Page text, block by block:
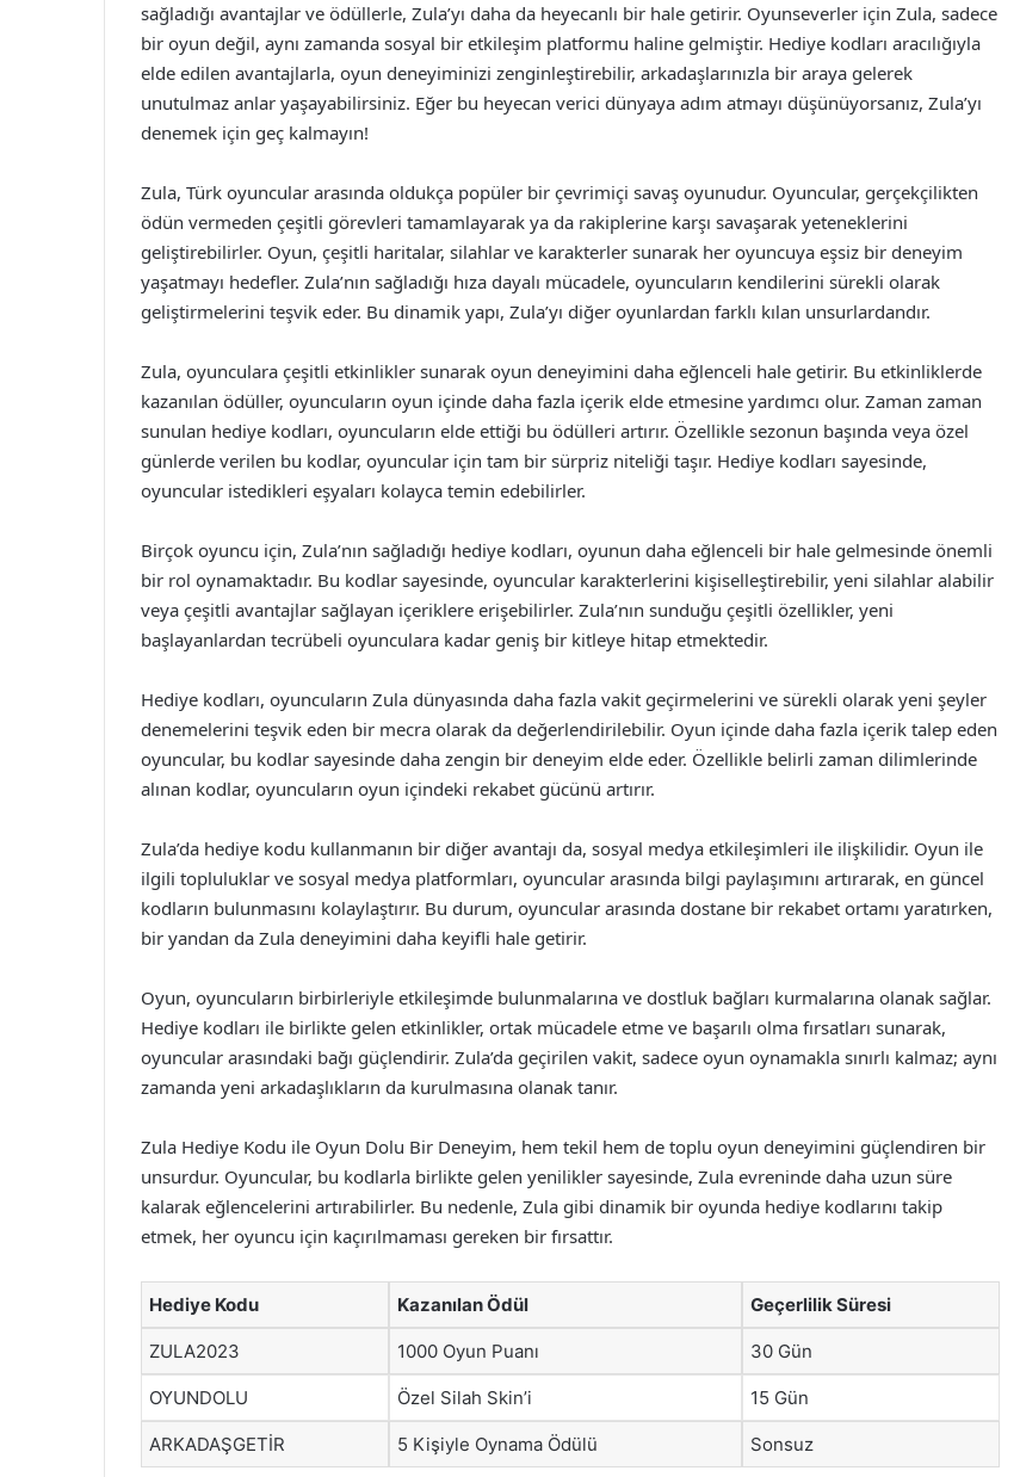
sağladığı avantajlar ve ödüllerle, Zula’yı daha da heyecanlı bir hale getirir. Oyunseverler için Zula, sadece
bir oyun değil, aynı zamanda sosyal bir etkileşim platformu haline gelmiştir. Hediye kodları aracılığıyla
elde edilen avantajlarla, oyun deneyiminizi zenginleştirebilir, arkadaşlarınızla bir araya gelerek
unutulmaz anlar yaşayabilirsiniz. Eğer bu heyecan verici dünyaya adım atmayı düşünüyorsanız, Zula’yı
denemek için geç kalmayın!
Zula, Türk oyuncular arasında oldukça popüler bir çevrimiçi savaş oyunudur. Oyuncular, gerçekçilikten
ödün vermeden çeşitli görevleri tamamlayarak ya da rakiplerine karşı savaşarak yeteneklerini
geliştirebilirler. Oyun, çeşitli haritalar, silahlar ve karakterler sunarak her oyuncuya eşsiz bir deneyim
yaşatmayı hedefler. Zula’nın sağladığı hıza dayalı mücadele, oyuncuların kendilerini sürekli olarak
geliştirmelerini teşvik eder. Bu dinamik yapı, Zula’yı diğer oyunlardan farklı kılan unsurlardandır.
Zula, oyunculara çeşitli etkinlikler sunarak oyun deneyimini daha eğlenceli hale getirir. Bu etkinliklerde
kazanılan ödüller, oyuncuların oyun içinde daha fazla içerik elde etmesine yardımcı olur. Zaman zaman
sunulan hediye kodları, oyuncuların elde ettiği bu ödülleri artırır. Özellikle sezonun başında veya özel
günlerde verilen bu kodlar, oyuncular için tam bir sürpriz niteliği taşır. Hediye kodları sayesinde,
oyuncular istedikleri eşyaları kolayca temin edebilirler.
Birçok oyuncu için, Zula’nın sağladığı hediye kodları, oyunun daha eğlenceli bir hale gelmesinde önemli
bir rol oynamaktadır. Bu kodlar sayesinde, oyuncular karakterlerini kişiselleştirebilir, yeni silahlar alabilir
veya çeşitli avantajlar sağlayan içeriklere erişebilirler. Zula’nın sunduğu çeşitli özellikler, yeni
başlayanlardan tecrübeli oyunculara kadar geniş bir kitleye hitap etmektedir.
Hediye kodları, oyuncuların Zula dünyasında daha fazla vakit geçirmelerini ve sürekli olarak yeni şeyler
denemelerini teşvik eden bir mecra olarak da değerlendirilebilir. Oyun içinde daha fazla içerik talep eden
oyuncular, bu kodlar sayesinde daha zengin bir deneyim elde eder. Özellikle belirli zaman dilimlerinde
alınan kodlar, oyuncuların oyun içindeki rekabet gücünü artırır.
Zula’da hediye kodu kullanmanın bir diğer avantajı da, sosyal medya etkileşimleri ile ilişkilidir. Oyun ile
ilgili topluluklar ve sosyal medya platformları, oyuncular arasında bilgi paylaşımını artırarak, en güncel
kodların bulunmasını kolaylaştırır. Bu durum, oyuncular arasında dostane bir rekabet ortamı yaratırken,
bir yandan da Zula deneyimini daha keyifli hale getirir.
Oyun, oyuncuların birbirleriyle etkileşimde bulunmalarına ve dostluk bağları kurmalarına olanak sağlar.
Hediye kodları ile birlikte gelen etkinlikler, ortak mücadele etme ve başarılı olma fırsatları sunarak,
oyuncular arasındaki bağı güçlendirir. Zula’da geçirilen vakit, sadece oyun oynamakla sınırlı kalmaz; aynı
zamanda yeni arkadaşlıkların da kurulmasına olanak tanır.
Zula Hediye Kodu ile Oyun Dolu Bir Deneyim, hem tekil hem de toplu oyun deneyimini güçlendiren bir
unsurdur. Oyuncular, bu kodlarla birlikte gelen yenilikler sayesinde, Zula evreninde daha uzun süre
kalarak eğlencelerini artırabilirler. Bu nedenle, Zula gibi dinamik bir oyunda hediye kodlarını takip
etmek, her oyuncu için kaçırılmaması gereken bir fırsattır.
Hediye Kodu Kazanılan Ödül Geçerlilik Süresi
ZULA2023 1000 Oyun Puanı 30 Gün
OYUNDOLU Özel Silah Skin’i 15 Gün
ARKADAŞGETİR 5 Kişiyle Oynama Ödülü Sonsuz